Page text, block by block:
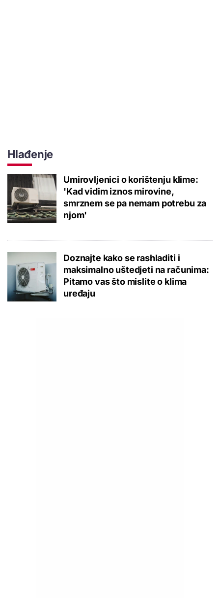
Hlađenje
Umirovljenici o korištenju klime:
'Kad vidim iznos mirovine,
smrznem se pa nemam potrebu za
njom'
Doznajte kako se rashladiti i
maksimalno uštedjeti na računima:
Pitamo vas što mislite o klima
uređaju